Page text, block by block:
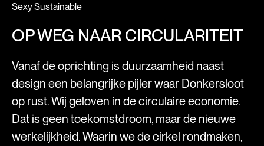
Sexy Sustainable
OP WEG NAAR CIRCULARITEIT
Vanaf de oprichting is duurzaamheid naast
design een belangrijke pijler waar Donkersloot
op rust. Wij geloven in de circulaire economie.
Dat is geen toekomstdroom, maar de nieuwe
werkelijkheid. Waarin we de cirkel rondmaken,